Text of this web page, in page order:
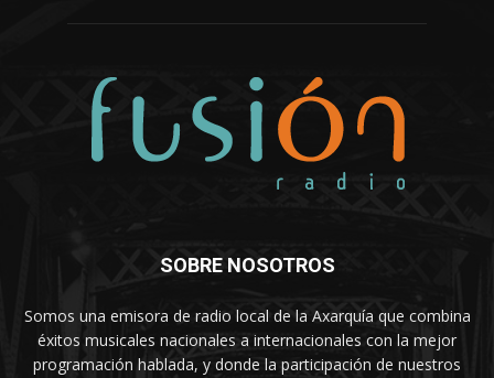
SOBRE NOSOTROS
Somos una emisora de radio local de la Axarquía que combina
éxitos musicales nacionales a internacionales con la mejor
programación hablada, y donde la participación de nuestros